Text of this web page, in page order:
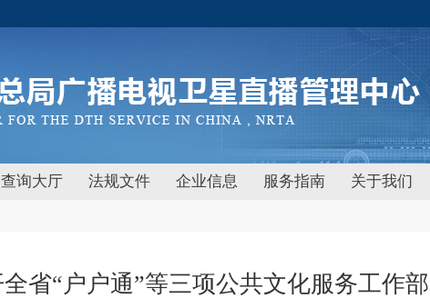
查询大厅 法规文件 企业信息 服务指南 关于我们
省“户户通”等三项公共文化服务工作